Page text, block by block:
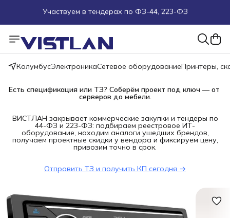
Поможем подобрать оборудование под ТЗ
Пуско-наладочные работы
Пришлите запрос на e-mail или в чат
Более 100 000 позиций в наличии и под заказ
КолумбусЭлектроникаСетевое оборудованиеПринтеры,
Есть спецификация или ТЗ? Соберём проект под ключ — от
серверов до мебели.
ВИСТЛАН закрывает коммерческие закупки и тендеры по
44-ФЗ и 223-ФЗ: подбираем реестровое ИТ-
оборудование, находим аналоги ушедших брендов,
получаем проектные скидки у вендора и фиксируем цену,
привозим точно в срок.
Отправить ТЗ и получить КП сегодня →